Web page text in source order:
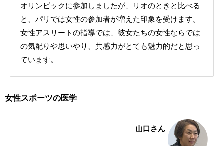
オリンピックに参加しましたが、リオのときと比べる
と、パリでは女性の参加者が増えた印象を受けます。
女性アスリートの指導では、彼女たちの女性ならでは
の気配りや思いやり、共感力がとても魅力的だと思っ
ています。
女性スポーツの医学
山口さん